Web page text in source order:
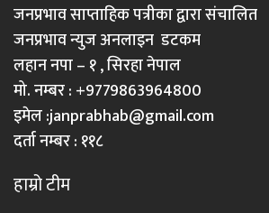
जनप्रभाव साप्ताहिक पत्रीका द्वारा संचालित
जनप्रभाव न्युज अनलाइन डटकम
लहान नपा – १ , सिरहा नेपाल
मो. नम्बर : +9779863964800
इमेल :janprabhab@gmail.com
दर्ता नम्बर : ११८
हाम्रो टीम